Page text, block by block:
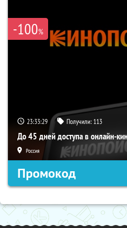
-100%
23:33:29 Получили: 113
До 45 дней доступа в онлайн-
Россия
Промокод